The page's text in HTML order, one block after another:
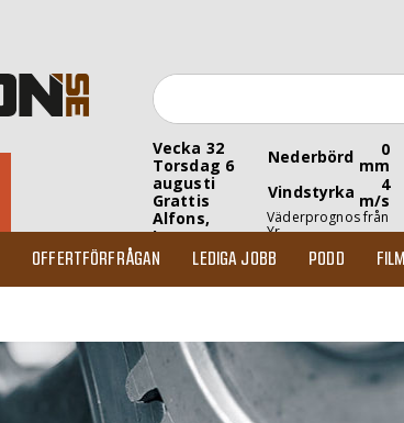
Vecka 32
Torsdag 6
augusti
Grattis
Alfons,
Inez
Nederbörd 0
mm
Vindstyrka
4
m/s
Väderprognos från
Yr
OFFERTFÖRFRÅGAN LEDIGA JOBB PODD FILM